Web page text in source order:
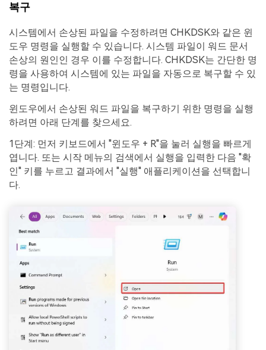
복구
시스템에서 손상된 파일을 수정하려면 CHKDSK와 같은 윈
도우 명령을 실행할 수 있습니다. 시스템 파일이 워드 문서
손상의 원인인 경우 이를 수정합니다. CHKDSK는 간단한 명
령을 사용하여 시스템에 있는 파일을 자동으로 복구할 수 있
는 명령입니다.
윈도우에서 손상된 워드 파일을 복구하기 위한 명령을 실행
하려면 아래 단계를 찾으세요.
1단계: 먼저 키보드에서 "윈도우 + R"을 눌러 실행을 빠르게
엽니다. 또는 시작 메뉴의 검색에서 실행을 입력한 다음 "확
인" 키를 누르고 결과에서 "실행" 애플리케이션을 선택합니
다.